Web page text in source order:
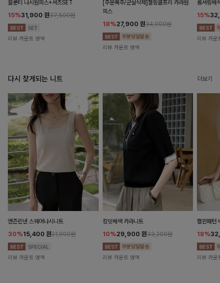
블룬티 나시원피스+셔츠SET
15%31,900 원37,500원
리뷰 카운트 영역
[주문폭주/군살삭제]젤링클프리 카라원
피스
18%27,900 원34,000원
리뷰 카운트 영역
롬셔링배
15%
리뷰 카운
다시 찾게되는 니트 더보기
앤즌린넨 스퀘어나시니트
30%15,400 원21,900원
리뷰 카운트 영역
킹밋배색 카라니트
10%29,900 원33,200원
리뷰 카운트 영역
캘핀패턴
18%
리뷰 카운